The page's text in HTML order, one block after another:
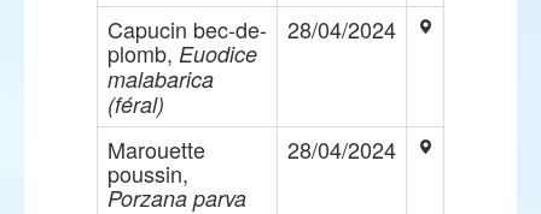
Capucin bec-de-
plomb, Euodice
malabarica
(féral)
28/04/2024
Marouette
poussin,
Porzana parva
28/04/2024